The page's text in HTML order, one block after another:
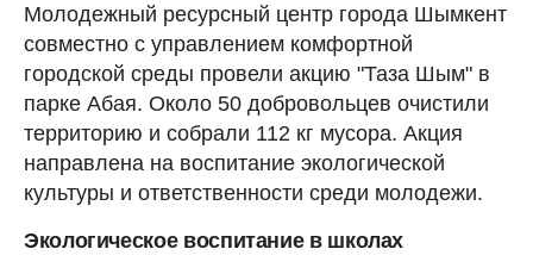
Молодежный ресурсный центр города Шымкент
совместно с управлением комфортной
городской среды провели акцию "Таза Шым" в
парке Абая. Около 50 добровольцев очистили
территорию и собрали 112 кг мусора. Акция
направлена на воспитание экологической
культуры и ответственности среди молодежи.
Экологическое воспитание в школах